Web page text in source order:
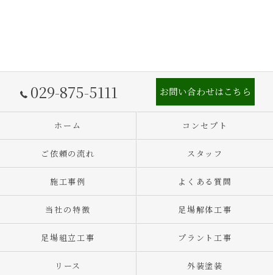
029-875-5111 お問い合わせはこちら
ホーム コンセプト
ご依頼の流れ スタッフ
施工事例 よくある質問
当社の特徴 足場解体工事
足場組立工事 プラント工事
リース 外装塗装